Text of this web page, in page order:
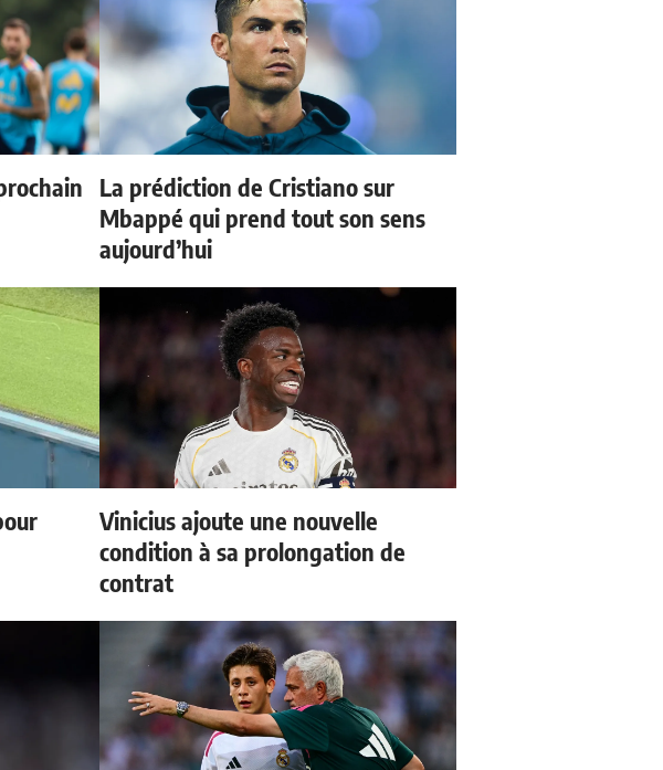
La prédiction de Cristiano sur
Mbappé qui prend tout son sens
aujourd’hui
Vinicius ajoute une nouvelle
condition à sa prolongation de
contrat